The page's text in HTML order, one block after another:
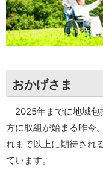
おかげさま
2025年までに地域包
方に取組が始まる昨今
れまで以上に期待され
ています。